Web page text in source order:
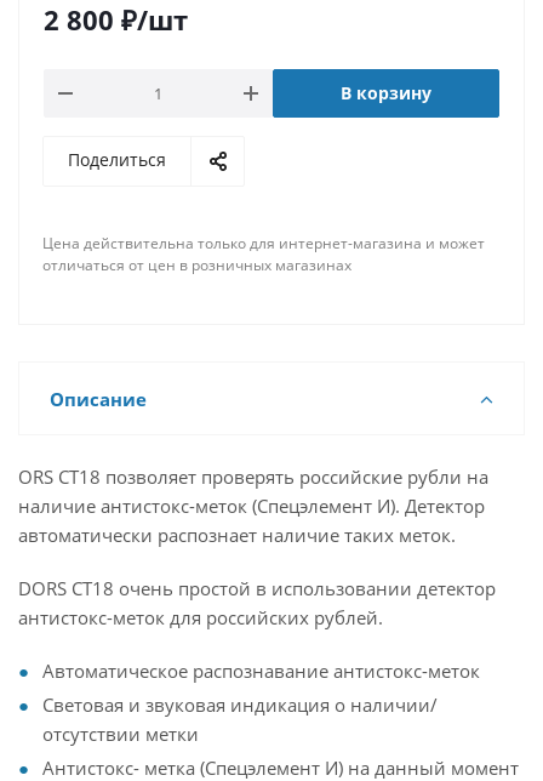
2 800 ₽/шт
В корзину
Поделиться
Цена действительна только для интернет-магазина и может
отличаться от цен в розничных магазинах
Описание
ORS CT18 позволяет проверять российские рубли на
наличие антистокс-меток (Спецэлемент И). Детектор
автоматически распознает наличие таких меток.
DORS CT18 очень простой в использовании детектор
антистокс-меток для российских рублей.
Автоматическое распознавание антистокс-меток
Световая и звуковая индикация о наличии/
отсутствии метки
Антистокс- метка (Спецэлемент И) на данный момент